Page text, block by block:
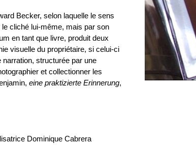
Becker, selon laquelle le sens
le cliché lui-même, mais par son
en tant que livre, produit deux
visuelle du propriétaire, si celui-ci
structurée par une
et collectionner les
eine praktizierte Erinnerung,
Dominique Cabrera